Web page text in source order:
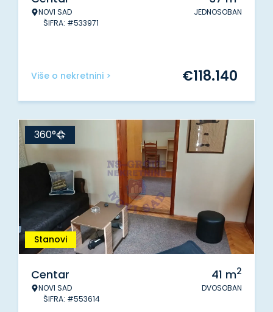
NOVI SAD
ŠIFRA: #533971
JEDNOSOBAN
Više o nekretnini > €118.140
Stanovi
360°
Centar
NOVI SAD
ŠIFRA: #553614
41 m2
DVOSOBAN